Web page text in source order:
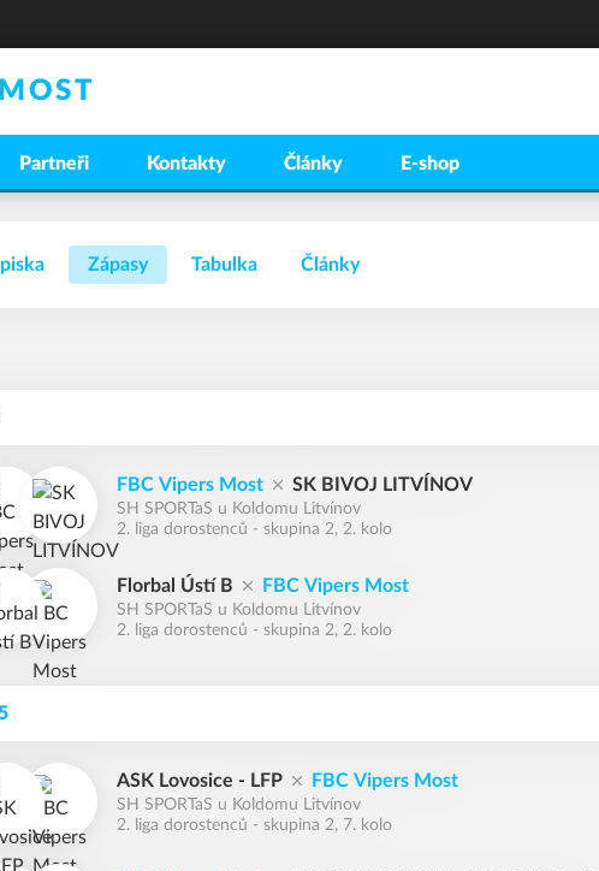
Partneři Kontakty Články E-shop
Zápasy Tabulka Články
FBC Vipers Most SK BIVOJ LITVÍNOV
SH SPORTaS u Koldomu Litvínov
2. liga dorostenců - skupina 2, 2. kolo
Florbal Ústí B FBC Vipers Most
SH SPORTaS u Koldomu Litvínov
2. liga dorostenců - skupina 2, 2. kolo
ASK Lovosice - LFP FBC Vipers Most
SH SPORTaS u Koldomu Litvínov
2. liga dorostenců - skupina 2, 7. kolo